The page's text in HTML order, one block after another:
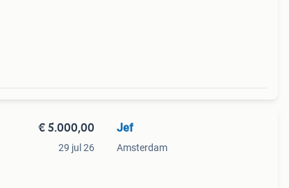
€ 5.000,00
29 jul 26
Jef
Amsterdam